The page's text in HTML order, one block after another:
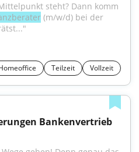
steht? Dann komm
(m/w/d) bei der
Teilzeit Vollzeit
Bankenvertrieb